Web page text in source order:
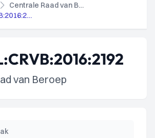
Centrale Raad van Beroep
ECLI:NL:CRVB:2016:2192
van Beroep